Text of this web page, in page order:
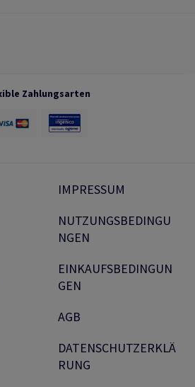
Zahlungsarten
IMPRESSUM
NUTZUNGSBEDINGU
NGEN
EINKAUFSBEDINGUN
GEN
AGB
DATENSCHUTZERKLÄ
RUNG